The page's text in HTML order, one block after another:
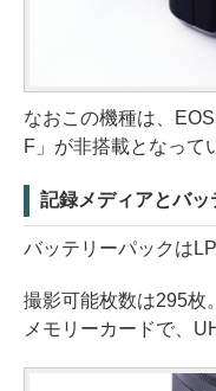
なおこの機種は、
F」が非搭載となって
記録メディアとバッ
バッテリーパックは
撮影可能枚数は295枚
メモリーカードで、